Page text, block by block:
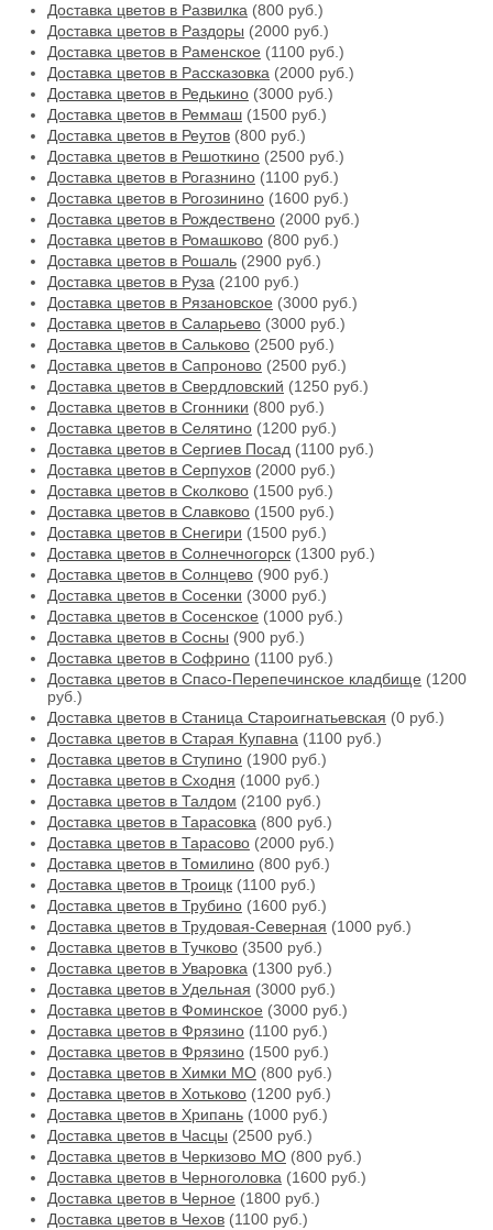
Доставка цветов в Развилка (800 руб.)
Доставка цветов в Раздоры (2000 руб.)
Доставка цветов в Раменское (1100 руб.)
Доставка цветов в Рассказовка (2000 руб.)
Доставка цветов в Редькино (3000 руб.)
Доставка цветов в Реммаш (1500 руб.)
Доставка цветов в Реутов (800 руб.)
Доставка цветов в Решоткино (2500 руб.)
Доставка цветов в Рогазнино (1100 руб.)
Доставка цветов в Рогозинино (1600 руб.)
Доставка цветов в Рождествено (2000 руб.)
Доставка цветов в Ромашково (800 руб.)
Доставка цветов в Рошаль (2900 руб.)
Доставка цветов в Руза (2100 руб.)
Доставка цветов в Рязановское (3000 руб.)
Доставка цветов в Саларьево (3000 руб.)
Доставка цветов в Сальково (2500 руб.)
Доставка цветов в Сапроново (2500 руб.)
Доставка цветов в Свердловский (1250 руб.)
Доставка цветов в Сгонники (800 руб.)
Доставка цветов в Селятино (1200 руб.)
Доставка цветов в Сергиев Посад (1100 руб.)
Доставка цветов в Серпухов (2000 руб.)
Доставка цветов в Сколково (1500 руб.)
Доставка цветов в Славково (1500 руб.)
Доставка цветов в Снегири (1500 руб.)
Доставка цветов в Солнечногорск (1300 руб.)
Доставка цветов в Солнцево (900 руб.)
Доставка цветов в Сосенки (3000 руб.)
Доставка цветов в Сосенское (1000 руб.)
Доставка цветов в Сосны (900 руб.)
Доставка цветов в Софрино (1100 руб.)
Доставка цветов в Спасо-Перепечинское кладбище (1200
руб.)
Доставка цветов в Станица Староигнатьевская (0 руб.)
Доставка цветов в Старая Купавна (1100 руб.)
Доставка цветов в Ступино (1900 руб.)
Доставка цветов в Сходня (1000 руб.)
Доставка цветов в Талдом (2100 руб.)
Доставка цветов в Тарасовка (800 руб.)
Доставка цветов в Тарасово (2000 руб.)
Доставка цветов в Томилино (800 руб.)
Доставка цветов в Троицк (1100 руб.)
Доставка цветов в Трубино (1600 руб.)
Доставка цветов в Трудовая-Северная (1000 руб.)
Доставка цветов в Тучково (3500 руб.)
Доставка цветов в Уваровка (1300 руб.)
Доставка цветов в Удельная (3000 руб.)
Доставка цветов в Фоминское (3000 руб.)
Доставка цветов в Фрязино (1100 руб.)
Доставка цветов в Фрязино (1500 руб.)
Доставка цветов в Химки МО (800 руб.)
Доставка цветов в Хотьково (1200 руб.)
Доставка цветов в Хрипань (1000 руб.)
Доставка цветов в Часцы (2500 руб.)
Доставка цветов в Черкизово МО (800 руб.)
Доставка цветов в Черноголовка (1600 руб.)
Доставка цветов в Черное (1800 руб.)
Доставка цветов в Чехов (1100 руб.)